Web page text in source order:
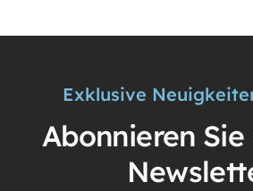
Exklusive
Abonnieren Sie